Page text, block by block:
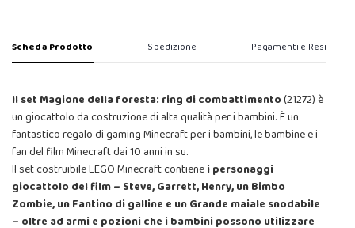
Scheda Prodotto Spedizione Pagamenti e Resi
Il set Magione della foresta: ring di combattimento(21272) è
un giocattolo da costruzione di alta qualità per i bambini. È un
fantastico regalo di gaming Minecraft per i bambini, le bambine e i
fan del film Minecraft dai 10 anni in su.
Il set costruibile LEGO Minecraft contienei personaggi
giocattolo del film – Steve, Garrett, Henry, un Bimbo
Zombie, un Fantino di galline e un Grande maiale snodabile
– oltre ad armi e pozioni che i bambini possono utilizzare